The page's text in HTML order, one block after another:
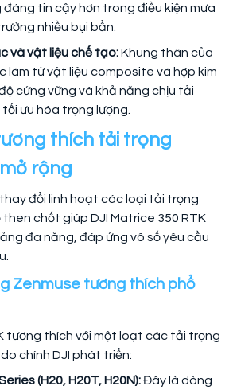
tin cậy hơn trong điều kiện mưa
nhiều bụi bẩn.
và vật liệu chế tạo:Khung thân của
làm từ vật liệu composite và hợp kim
cứng vững và khả năng chịu tải
ưu hóa trọng lượng.
thích tải trọng
rộng
đổi linh hoạt các loại tải trọng
chốt giúp DJI Matrice 350 RTK
đa năng, đáp ứng vô số yêu cầu
Zenmuse tương thích phổ
tương thích với một loạt các tải trọng
chính DJI phát triển:
(H20, H20T, H20N):Đây là dòng